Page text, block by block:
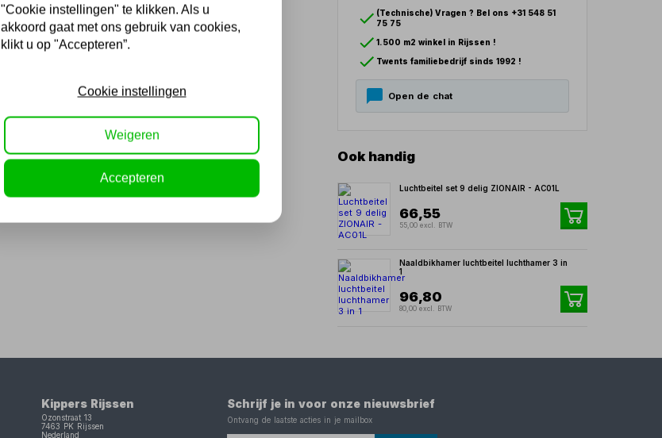
(Technische) Vragen ? Bel ons +31 548 51
75 75
1.500 m2 winkel in Rijssen !
Twents familiebedrijf sinds 1992 !
Open de chat
Ook handig
Luchtbeitel set 9 delig ZIONAIR - AC01L
66,55
55,00 excl. BTW
Naaldbikhamer luchtbeitel luchthamer 3 in
1
96,80
80,00 excl. BTW
Kippers Rijssen
Ozonstraat 13
7463 PK
Rijssen
Nederland
Schrijf je in voor onze nieuwsbrief
Ontvang de laatste acties in je mailbox
"Cookie instellingen" te klikken. Als u
akkoord gaat met ons gebruik van cookies,
klikt u op "Accepteren”.
Cookie instellingen
Weigeren
Accepteren